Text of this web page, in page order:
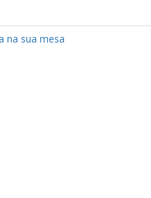
na sua mesa